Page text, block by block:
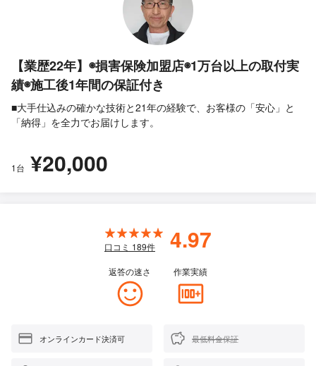
【業歴22年】◉損害保険加盟店◉1万台以上の取付実
績◉施工後1年間の保証付き
■大手仕込みの確かな技術と21年の経験で、お客様の「安心」と
「納得」を全力でお届けします。
1台 ¥20,000
口コミ 189件 4.97
返答の速さ 作業実績
オンラインカード決済可 最低料金保証